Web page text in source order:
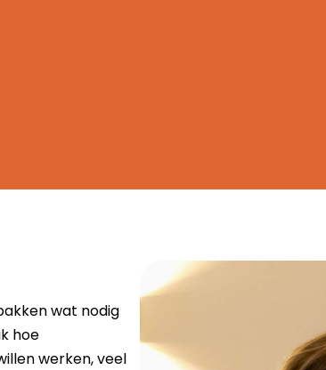
wat nodig
hoe
werken, veel